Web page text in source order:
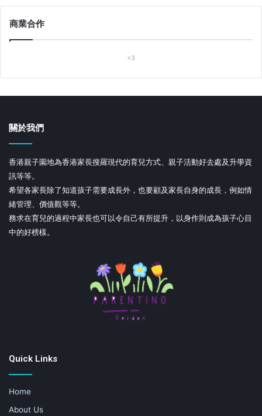
商業合作
<3
關於我們
香港親子園地為香港家長搜羅現代的育兒方式、親子活動好去處及升學資
訊等等。
希望各家長除了知道孩子需要成長外，也要顧及家長自身的成長，例如情
緒管理、價值觀等等。
務求在育兒的過程中家長也可以令自己有所提升，以身作則成為孩子心目
中的好榜樣。
Quick Links
Home
About Us